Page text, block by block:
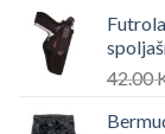
42.00